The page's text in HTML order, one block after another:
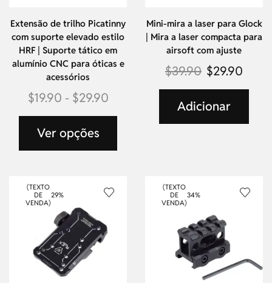
Extensão de trilho Picatinny
com suporte elevado estilo
HRF | Suporte tático em
alumínio CNC para óticas e
acessórios
$19.90 - $29.90
Ver opções
Mini-mira a laser para Glock
| Mira a laser compacta para
airsoft com ajuste
$39.90 $29.90
Adicionar
(TEXTO
DE
VENDA)
29%
(TEXTO
DE
VENDA)
34%